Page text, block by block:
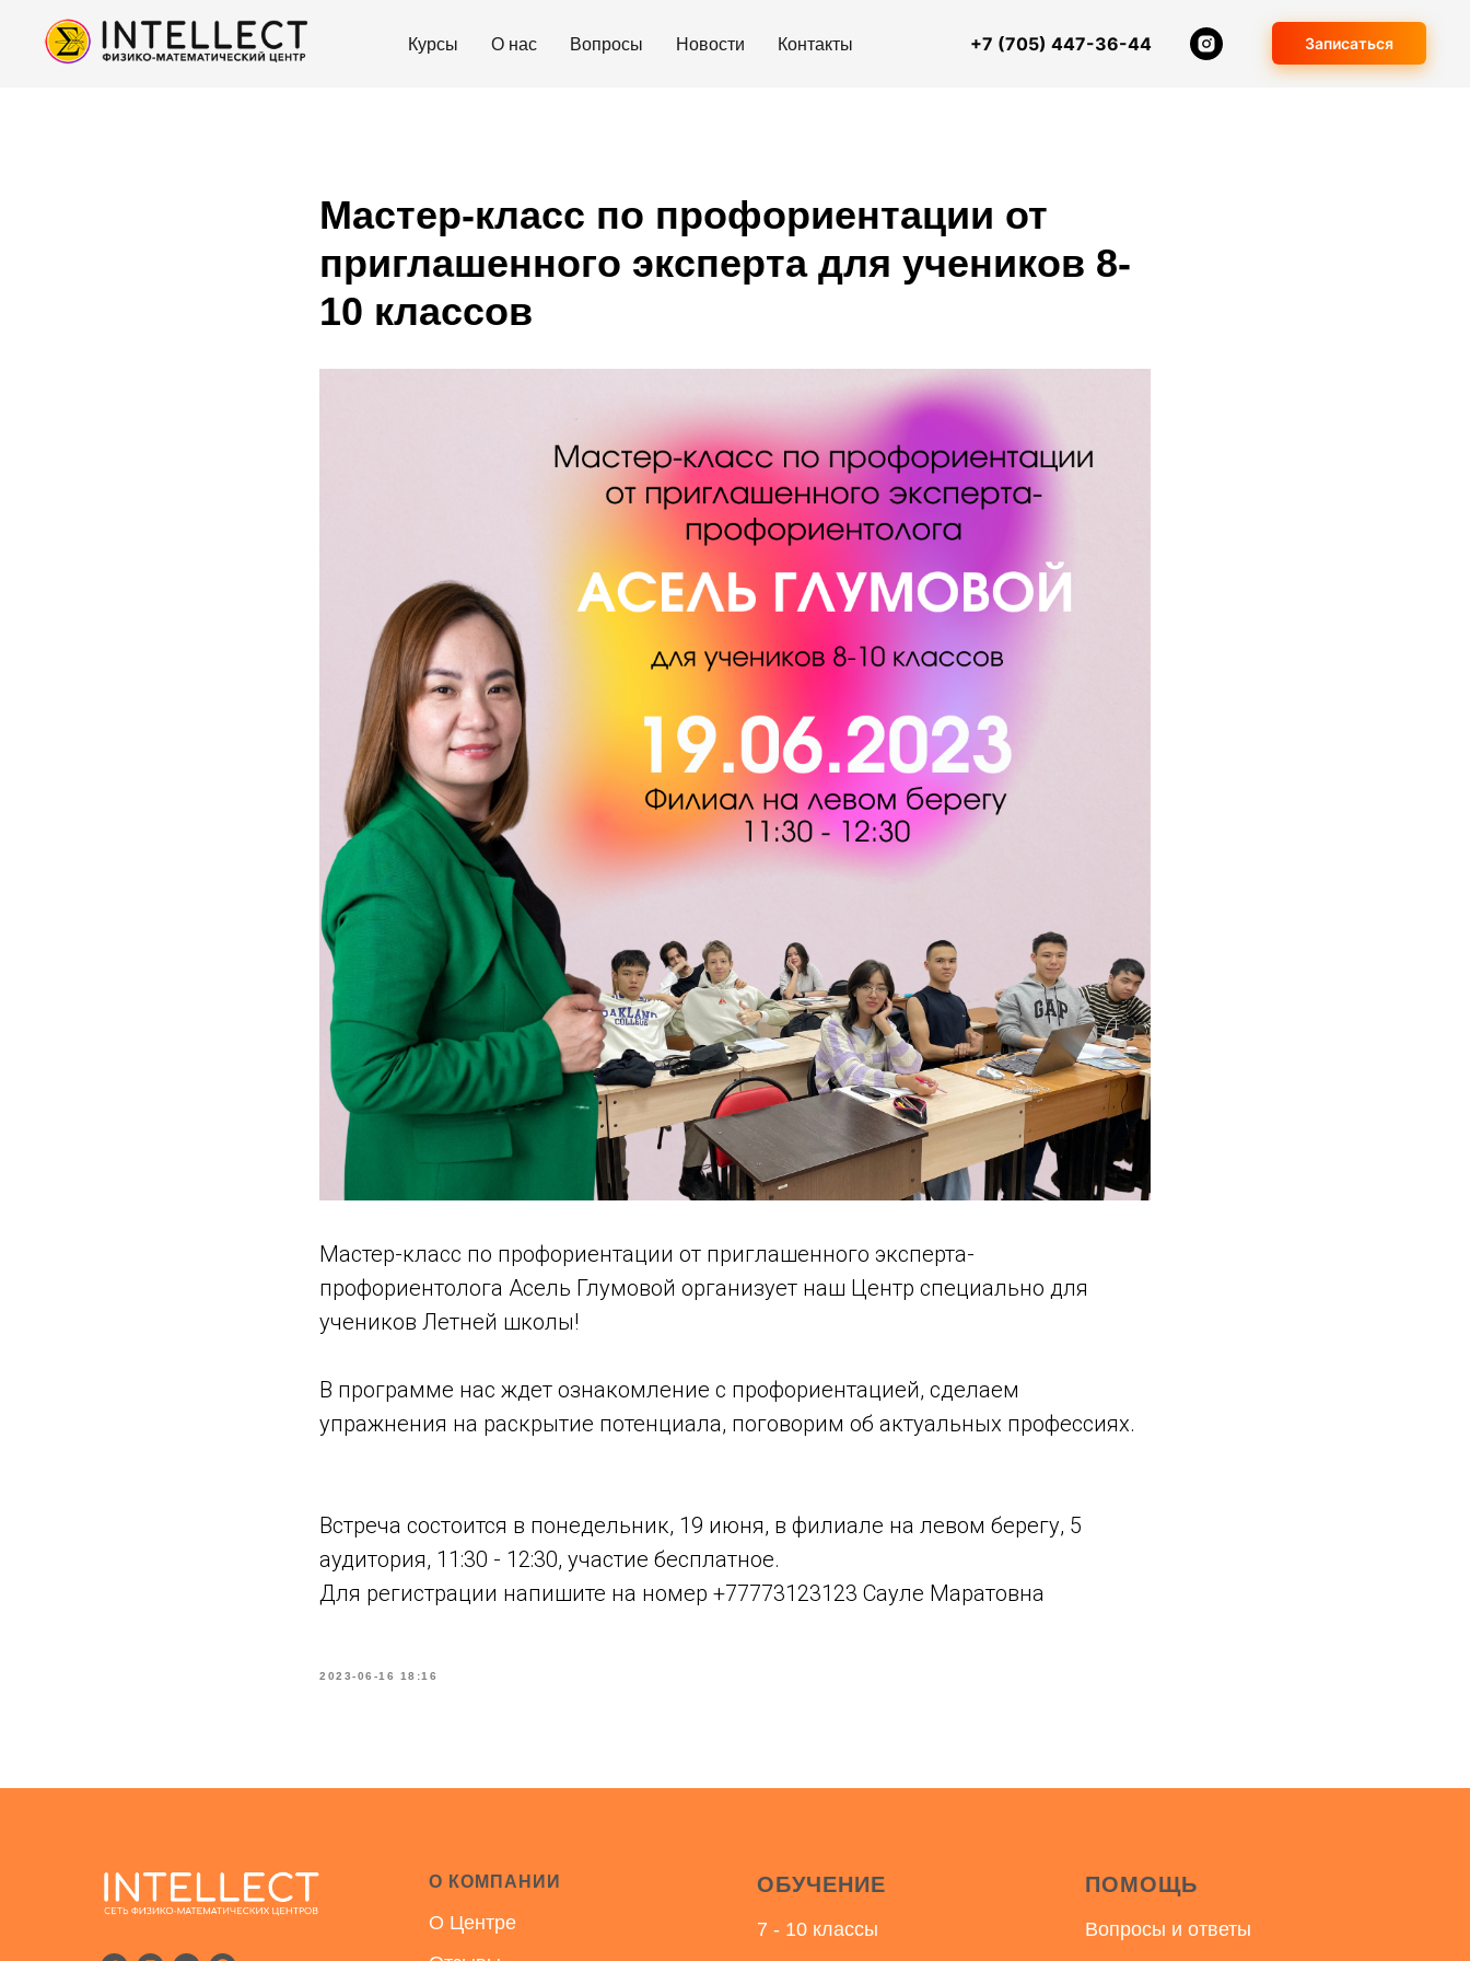
Курсы О нас Вопросы Новости Контакты +7 (705) 447-36-44 Записаться
Мастер-класс по профориентации от
приглашенного эксперта для учеников 8-
10 классов
Мастер-класс по профориентации от приглашенного эксперта-
профориентолога Асель Глумовой организует наш Центр специально для
учеников Летней школы!
В программе нас ждет ознакомление с профориентацией, сделаем
упражнения на раскрытие потенциала, поговорим об актуальных профессиях.
Встреча состоится в понедельник, 19 июня, в филиале на левом берегу, 5
аудитория, 11:30 - 12:30, участие бесплатное.
Для регистрации напишите на номер +77773123123 Сауле Маратовна
2023-06-16 18:16
О КОМПАНИИ
О Центре
ОБУЧЕНИЕ
7 - 10 классы
ПОМОЩЬ
Вопросы и ответы